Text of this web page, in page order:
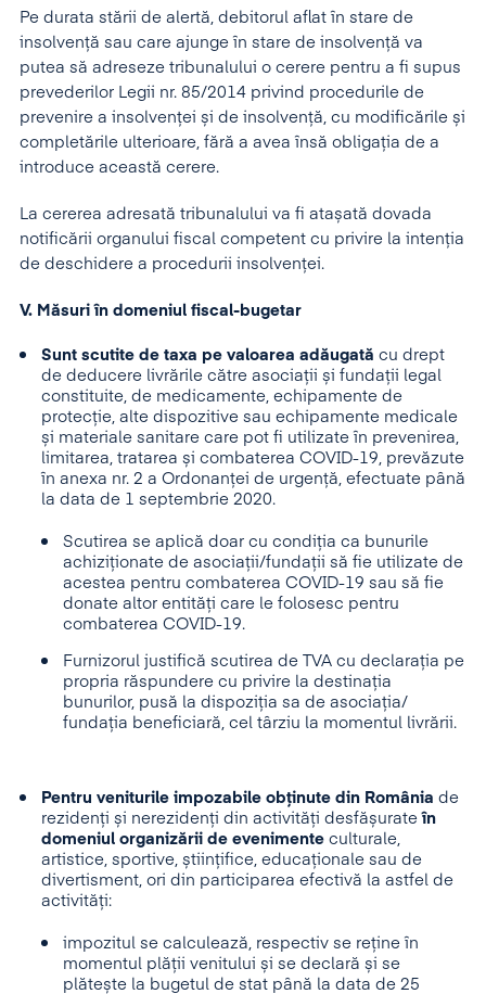
Pe durata stării de alertă, debitorul aflat în stare de
insolvență sau care ajunge în stare de insolvență va
putea să adreseze tribunalului o cerere pentru a fi supus
prevederilor Legii nr. 85/2014 privind procedurile de
prevenire a insolvenței și de insolvență, cu modificările și
completările ulterioare, fără a avea însă obligația de a
introduce această cerere.
La cererea adresată tribunalului va fi atașată dovada
notificării organului fiscal competent cu privire la intenția
de deschidere a procedurii insolvenței.
V. Măsuri în domeniul fiscal-bugetar
Sunt scutite de taxa pe valoarea adăugată cu drept
de deducere livrările către asociații și fundații legal
constituite, de medicamente, echipamente de
protecție, alte dispozitive sau echipamente medicale
și materiale sanitare care pot fi utilizate în prevenirea,
limitarea, tratarea și combaterea COVID-19, prevăzute
în anexa nr. 2 a Ordonanței de urgență, efectuate până
la data de 1 septembrie 2020.
Scutirea se aplică doar cu condiția ca bunurile
achiziționate de asociații/fundații să fie utilizate de
acestea pentru combaterea COVID-19 sau să fie
donate altor entități care le folosesc pentru
combaterea COVID-19.
Furnizorul justifică scutirea de TVA cu declarația pe
propria răspundere cu privire la destinația
bunurilor, pusă la dispoziția sa de asociația/
fundația beneficiară, cel târziu la momentul livrării.
Pentru veniturile impozabile obținute din România de
rezidenți și nerezidenți din activități desfășurate în
domeniul organizării de evenimente culturale,
artistice, sportive, științifice, educaționale sau de
divertisment, ori din participarea efectivă la astfel de
activități:
impozitul se calculează, respectiv se reține în
momentul plății venitului și se declară și se
plătește la bugetul de stat până la data de 25